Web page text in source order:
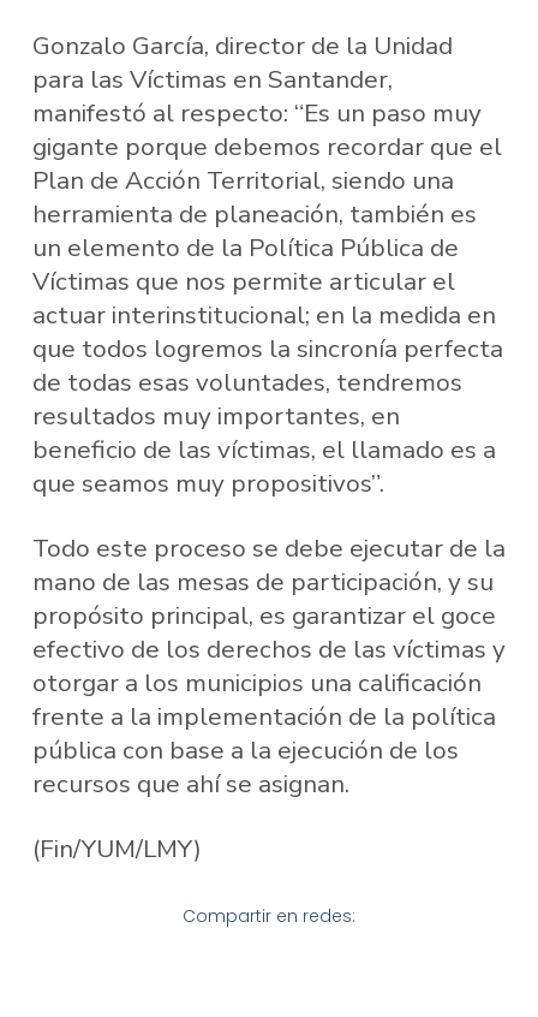
Gonzalo García, director de la Unidad
para las Víctimas en Santander,
manifestó al respecto: “Es un paso muy
gigante porque debemos recordar que el
Plan de Acción Territorial, siendo una
herramienta de planeación, también es
un elemento de la Política Pública de
Víctimas que nos permite articular el
actuar interinstitucional; en la medida en
que todos logremos la sincronía perfecta
de todas esas voluntades, tendremos
resultados muy importantes, en
beneficio de las víctimas, el llamado es a
que seamos muy propositivos”.
Todo este proceso se debe ejecutar de la
mano de las mesas de participación, y su
propósito principal, es garantizar el goce
efectivo de los derechos de las víctimas y
otorgar a los municipios una calificación
frente a la implementación de la política
pública con base a la ejecución de los
recursos que ahí se asignan.
(Fin/YUM/LMY)
Compartir en redes: